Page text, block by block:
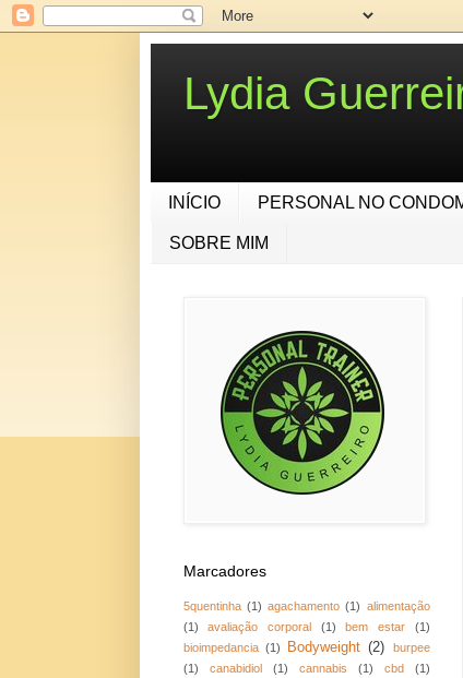
Lydia
INÍCIO PERSONAL NO
SOBRE MIM
Marcadores
5quentinha (1) agachamento (1) alimentação
(1)
avaliação corporal (1) bem estar
(1)
bioimpedancia (1) Bodyweight (2)
burpee
(1)
canabidiol (1) cannabis (1) cbd
(1)